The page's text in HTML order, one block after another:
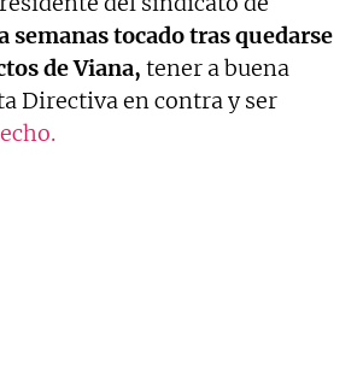
semanas tocado tras quedarse
de Viana, tener a buena
Directiva en contra y ser